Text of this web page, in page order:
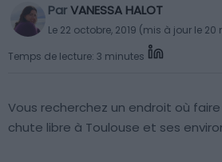
ParVANESSA HALOT
Le 22 octobre, 2019 (mis à jour le
Temps de lecture: 3 minutes
Vous recherchez un endroit où
chute libre à Toulouse et ses